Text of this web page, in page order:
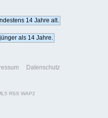
Datenschutz
RSS WAP2